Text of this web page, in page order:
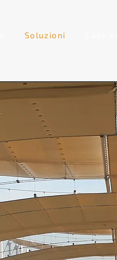
Soluzioni